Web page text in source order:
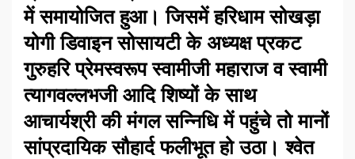
में समायोजित हुआ। जिसमें हरिधाम सोखड़ा
योगी डिवाइन सोसायटी के अध्यक्ष प्रकट
गुरुहरि प्रेमस्वरूप स्वामीजी महाराज व स्वामी
त्यागवल्लभजी आदि शिष्यों के साथ
आचार्यश्री की मंगल सन्निधि में पहुंचे तो मानों
सांप्रदायिक सौहार्द फलीभूत हो उठा। श्वेत